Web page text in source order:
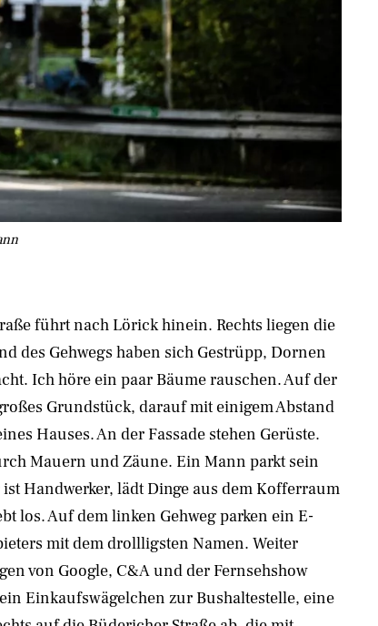
führt nach Lörick hinein. Rechts liegen die
des Gehwegs haben sich Gestrüpp, Dornen
Ich höre ein paar Bäume rauschen. Auf der
Grundstück, darauf mit einigem Abstand
Hauses. An der Fassade stehen Gerüste.
Mauern und Zäune. Ein Mann parkt sein
Handwerker, lädt Dinge aus dem Kofferraum
los. Auf dem linken Gehweg parken ein E-
mit dem drollligsten Namen. Weiter
von Google, C&A und der Fernsehshow
Einkaufswägelchen zur Bushaltestelle, eine